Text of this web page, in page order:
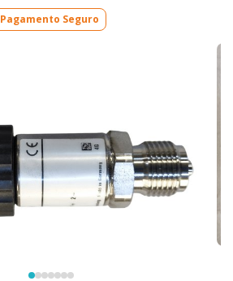
Pagamento Seguro